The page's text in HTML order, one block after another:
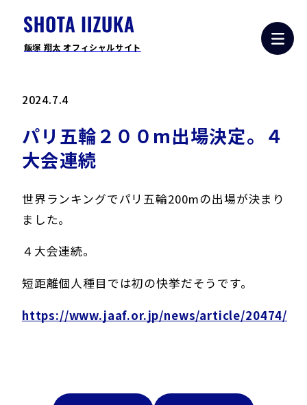
飯塚 翔太 オフィシャルサイト
2024.7.4
パリ五輪２００m出場決定。４
大会連続
世界ランキングでパリ五輪200mの出場が決まり
ました。
４大会連続。
短距離個人種目では初の快挙だそうです。
https://www.jaaf.or.jp/news/article/20474/